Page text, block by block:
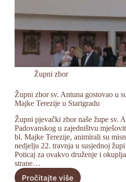
Župni zbor
Župni zbor sv. Antuna gostovao u
Majke Terezije u Starigradu
Župni pjevački zbor naše župe sv.
Padovanskog u zajedništvu
bl. Majke Terezije, animirali su
nedjelju 22. travnja u susjednoj
Poticaj za ovakvo druženje i
strane…
Pročitajte više